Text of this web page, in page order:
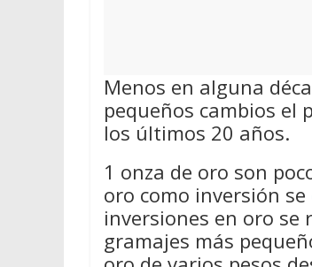
Menos en alguna
pequeños cambios el
los últimos 20 años.
1 onza de oro son
oro como inversión se
inversiones en oro se
gramajes más